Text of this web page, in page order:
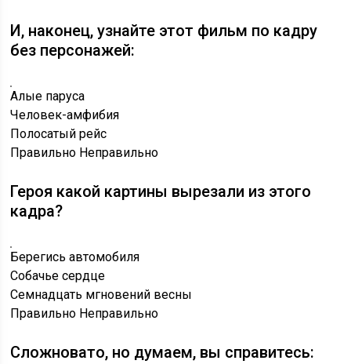
И, наконец, узнайте этот фильм по кадру
без персонажей:
Алые паруса
Человек-амфибия
Полосатый рейс
Правильно Неправильно
Героя какой картины вырезали из этого
кадра?
Берегись автомобиля
Собачье сердце
Семнадцать мгновений весны
Правильно Неправильно
Сложновато, но думаем, вы справитесь: